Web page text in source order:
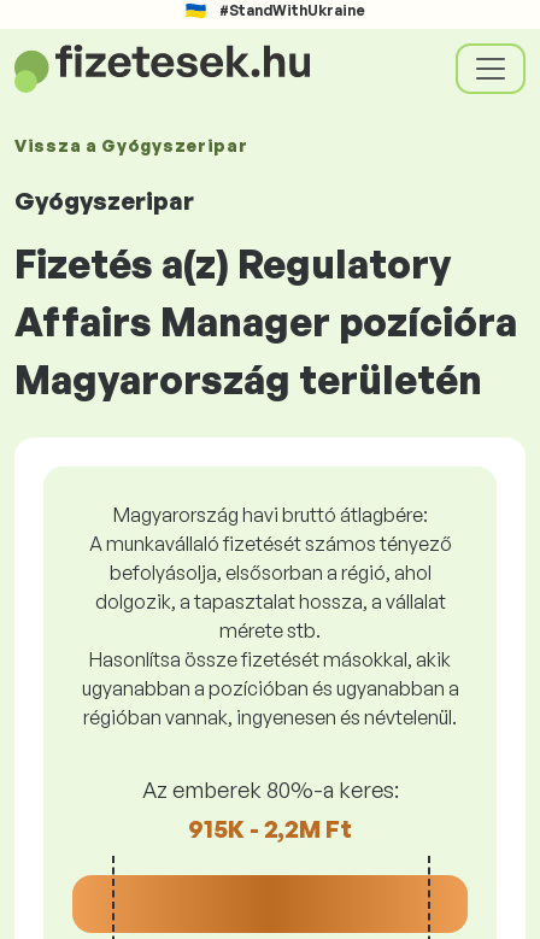
#StandWithUkraine
Vissza a Gyógyszeripar
Gyógyszeripar
Fizetés a(z) Regulatory
Affairs Manager pozícióra
Magyarország területén
Magyarország havi bruttó átlagbére:
A munkavállaló fizetését számos tényező
befolyásolja, elsősorban a régió, ahol
dolgozik, a tapasztalat hossza, a vállalat
mérete stb.
Hasonlítsa össze fizetését másokkal, akik
ugyanabban a pozícióban és ugyanabban a
régióban vannak, ingyenesen és névtelenül.
Az emberek 80%-a keres:
915K - 2,2M Ft